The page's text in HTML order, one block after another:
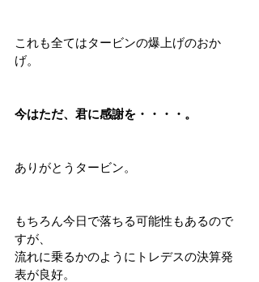
これも全てはタービンの爆上げのおか
げ。
今はただ、君に感謝を・・・・。
ありがとうタービン。
もちろん今日で落ちる可能性もあるので
すが、
流れに乗るかのようにトレデスの決算発
表が良好。